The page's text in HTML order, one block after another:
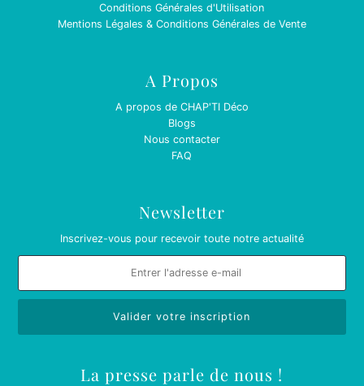
Conditions Générales d'Utilisation
Mentions Légales & Conditions Générales de Vente
A Propos
A propos de CHAP'TI Déco
Blogs
Nous contacter
FAQ
Newsletter
Inscrivez-vous pour recevoir toute notre actualité
La presse parle de nous !